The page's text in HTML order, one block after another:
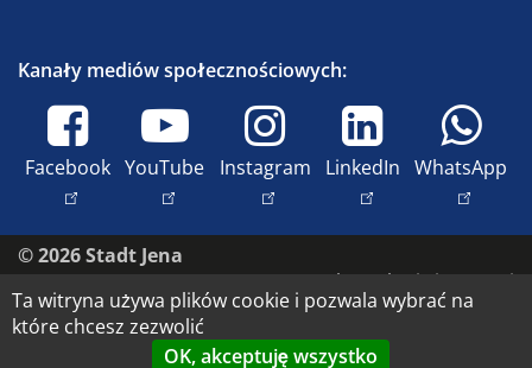
Kanały mediów społecznościowych:
Facebook YouTube Instagram LinkedIn WhatsApp
© 2026 Stadt Jena
Skontaktuj się z nami
Nadruk
Dostępność
Ta witryna używa plików cookie i pozwala wybrać na
które chcesz zezwolić
OK, akceptuję wszystko